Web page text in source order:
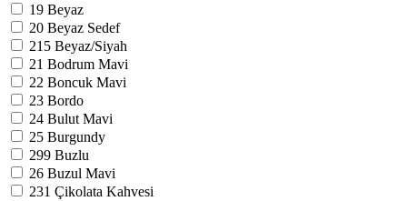
19 Beyaz
20 Beyaz Sedef
215 Beyaz/Siyah
21 Bodrum Mavi
22 Boncuk Mavi
23 Bordo
24 Bulut Mavi
25 Burgundy
299 Buzlu
26 Buzul Mavi
231 Çikolata Kahvesi